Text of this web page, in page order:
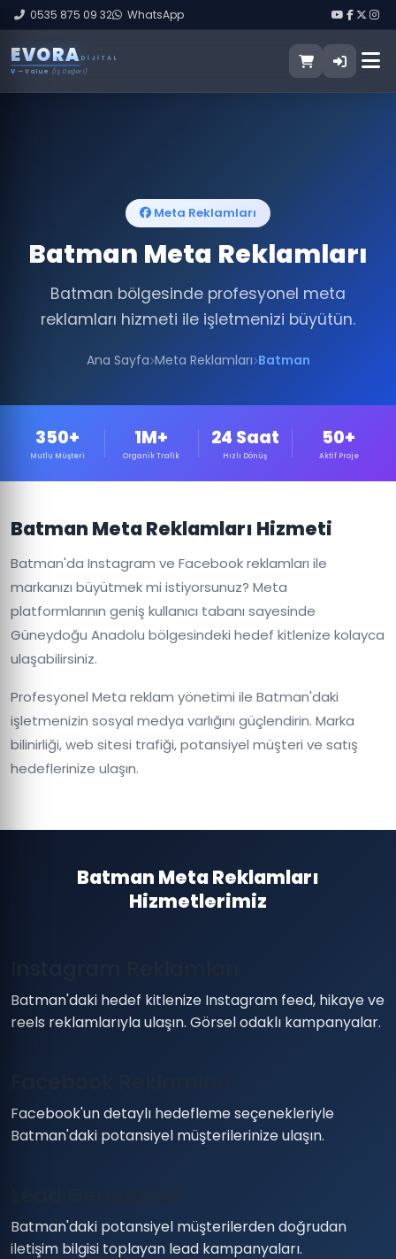
0535 875 09 32 WhatsApp
EVORA DIJITAL
V — Value (İş Değeri)
Meta Reklamları
Batman Meta Reklamları
Batman bölgesinde profesyonel meta
reklamları hizmeti ile işletmenizi büyütün.
Ana Sayfa Meta Reklamları Batman
350+
Mutlu Müşteri
1M+
Organik Trafik
24 Saat
Hızlı Dönüş
50+
Aktif Proje
Batman Meta Reklamları Hizmeti
Batman'da Instagram ve Facebook reklamları ile
markanızı büyütmek mi istiyorsunuz? Meta
platformlarının geniş kullanıcı tabanı sayesinde
Güneydoğu Anadolu bölgesindeki hedef kitlenize kolayca
ulaşabilirsiniz.
Profesyonel Meta reklam yönetimi ile Batman'daki
işletmenizin sosyal medya varlığını güçlendirin. Marka
bilinirliği, web sitesi trafiği, potansiyel müşteri ve satış
hedeflerinize ulaşın.
Batman Meta Reklamları
Hizmetlerimiz
Batman'daki hedef kitlenize Instagram feed, hikaye ve
reels reklamlarıyla ulaşın. Görsel odaklı kampanyalar.
Facebook'un detaylı hedefleme seçenekleriyle
Batman'daki potansiyel müşterilerinize ulaşın.
Batman'daki potansiyel müşterilerden doğrudan
iletişim bilgisi toplayan lead kampanyaları.